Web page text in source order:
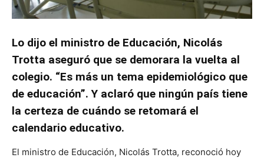
Lo dijo el ministro de Educación, Nicolás
Trotta aseguró que se demorara la vuelta al
colegio. “Es más un tema epidemiológico que
de educación”. Y aclaró que ningún país tiene
la certeza de cuándo se retomará el
calendario educativo.
El ministro de Educación, Nicolás Trotta, reconoció hoy